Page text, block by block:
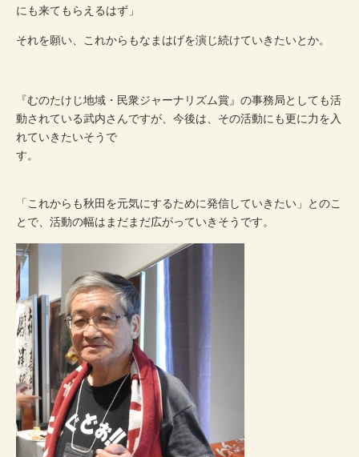
にも来てもらえるはず」
それを願い、これからもなまはげを演じ続けていきたいとか。
『むのたけじ地域・民衆ジャーナリズム賞』の事務局としても活
動されている武内さんですが、今後は、その活動にも更に力を入
れていきたいそうで
す。
「これからも秋田を元気にするために発信していきたい」とのこ
とで、活動の幅はまだまだ広がっていきそうです。